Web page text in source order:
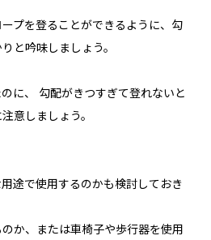
プを登ることができるように、勾
と吟味しましょう。
に、 勾配がきつすぎて登れないと
意しましょう。
途で使用するのかも検討しておき
か、または車椅子や歩行器を使用